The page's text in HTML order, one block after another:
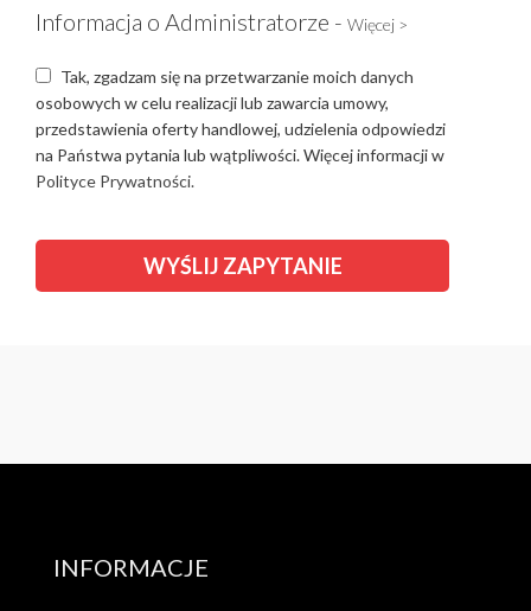
Informacja o Administratorze - Więcej >
Tak, zgadzam się na przetwarzanie moich danych
osobowych w celu realizacji lub zawarcia umowy,
przedstawienia oferty handlowej, udzielenia odpowiedzi
na Państwa pytania lub wątpliwości. Więcej informacji w
Polityce Prywatności.
INFORMACJE